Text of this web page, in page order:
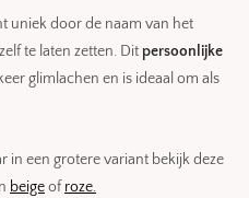
uniek door de naam van het
te laten zetten. Dit persoonlijke
glimlachen en is ideaal om als
in een grotere variant bekijk deze
beigeof roze.